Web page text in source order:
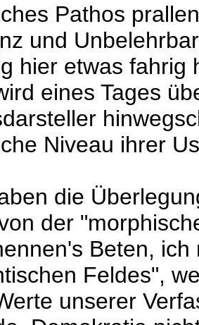
Pathos
und
hier etwas fahrig
eines Tages
Niveau ihrer
die
der
Beten,
Feldes",
unserer